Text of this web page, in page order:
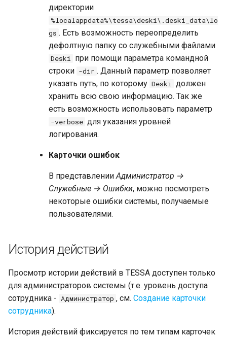
директории
%localappdata%\tessa\deski\.deski_data\lo
gs . Есть возможность переопределить
дефолтную папку со служебными файлами
Deski при помощи параметра командной
строки -dir . Данный параметр позволяет
указать путь, по которому Deski должен
хранить всю свою информацию. Так же
есть возможность использовать параметр
-verbose для указания уровней
логирования.
Карточки ошибок
В представленииАдминистратор →
Служебные → Ошибки, можно посмотреть
некоторые ошибки системы, получаемые
пользователями.
История действий
Просмотр истории действий в TESSA доступен только
для администраторов системы (т.е. уровень доступа
сотрудника - Администратор , см. Создание карточки
сотрудника).
История действий фиксируется по тем типам карточек